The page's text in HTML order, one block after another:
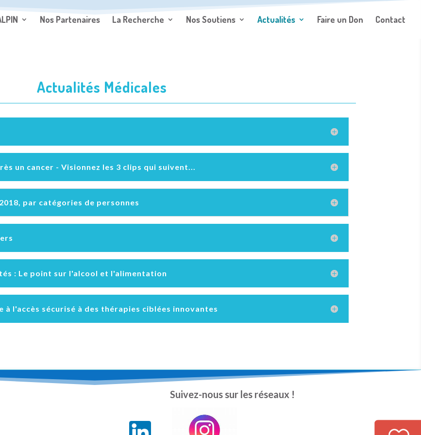
Nos Partenaires La Recherche Nos Soutiens Actualités Faire un Don Contact
Actualités Médicales
un cancer - Visionnez les 3 clips qui suivent...
par catégories de personnes
: Le point sur l'alcool et l'alimentation
l'accès sécurisé à des thérapies ciblées innovantes
Suivez-nous sur les réseaux !